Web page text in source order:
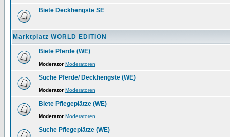
Biete Deckhengste SE
Marktplatz WORLD EDITION
Biete Pferde (WE)
Moderator Moderatoren
Suche Pferde/ Deckhengste (WE)
Moderator Moderatoren
Biete Pflegeplätze (WE)
Moderator Moderatoren
Suche Pflegeplätze (WE)